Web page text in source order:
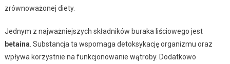
zrównoważonej diety.
Jednym z najważniejszych składników buraka liściowego jest
betaina . Substancja ta wspomaga detoksykację organizmu oraz
wpływa korzystnie na funkcjonowanie wątroby. Dodatkowo